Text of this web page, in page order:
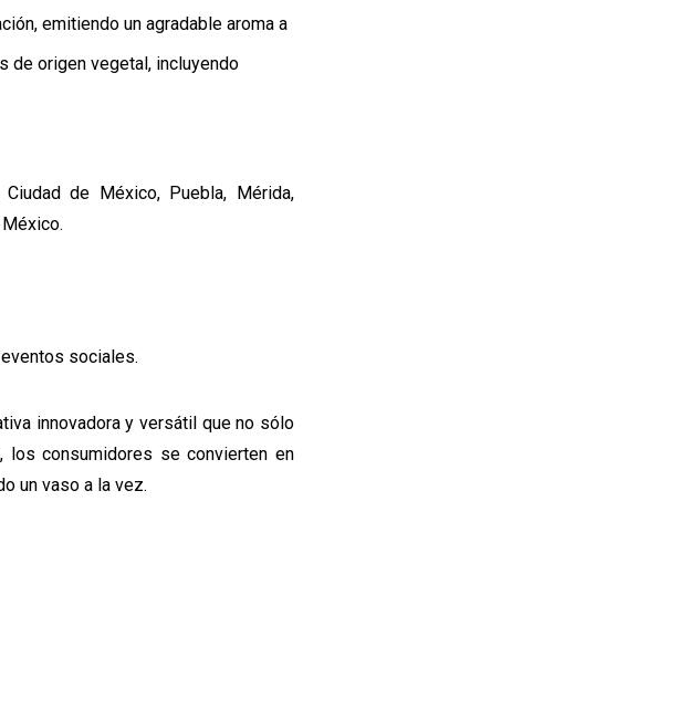
emitiendo un agradable aroma a
de origen vegetal, incluyendo
de México, Puebla, Mérida,
sociales.
innovadora y versátil que no sólo
los consumidores se convierten en
un vaso a la vez.